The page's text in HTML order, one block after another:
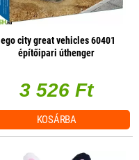
lego city great vehicles 60401
építőipari úthenger
3 526 Ft
KOSÁRBA